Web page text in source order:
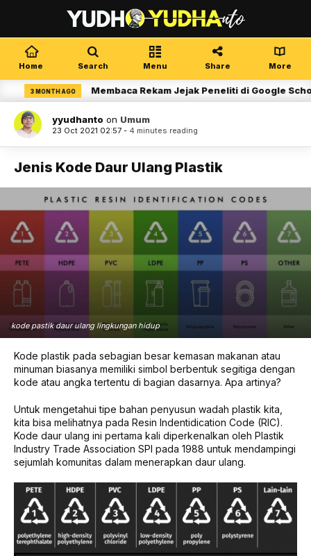
Home Search Menu Share More
3 MONTH AGO Membaca Rekam Jejak Peneliti di Google Scholar
yyudhanto on Umum
23 Oct 2021 02:57 - 4 minutes reading
Jenis Kode Daur Ulang Plastik
kode pastik daur ulang lingkungan hidup
Kode plastik pada sebagian besar kemasan makanan atau
minuman biasanya memiliki simbol berbentuk segitiga dengan
kode atau angka tertentu di bagian dasarnya. Apa artinya?
Untuk mengetahui tipe bahan penyusun wadah plastik kita,
kita bisa melihatnya pada Resin Indentidication Code (RIC).
Kode daur ulang ini pertama kali diperkenalkan oleh Plastik
Industry Trade Association SPI pada 1988 untuk mendampingi
sejumlah komunitas dalam menerapkan daur ulang.